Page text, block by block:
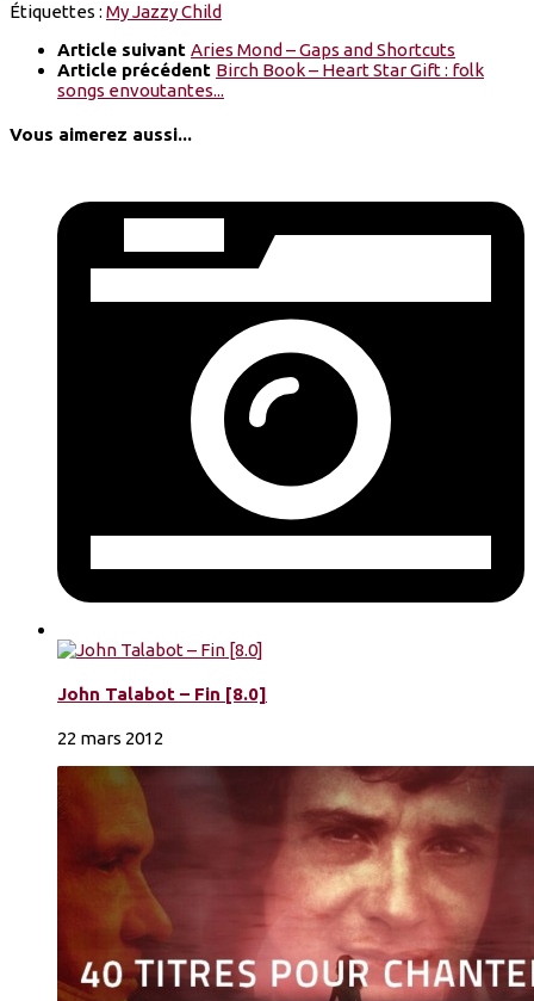
Étiquettes : My Jazzy Child
Article suivant Aries Mond – Gaps and Shortcuts
Article précédent Birch Book – Heart Star Gift : folk
songs envoutantes...
Vous aimerez aussi...
John Talabot – Fin [8.0]
22 mars 2012